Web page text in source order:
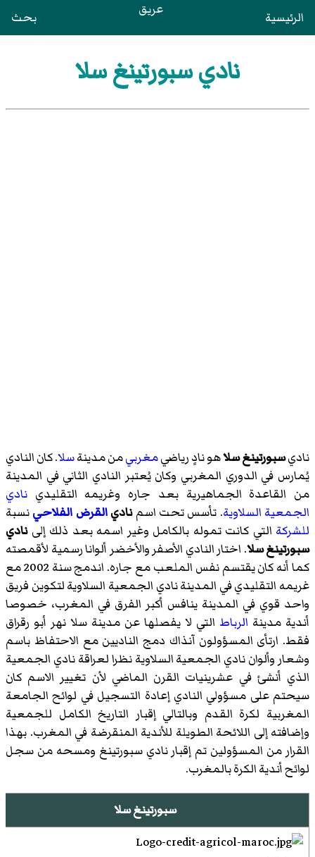
الرئيسية عريق بحث
نادي سبورتينغ سلا
ناديسبورتينغ سلاهو نادٍ رياضيمغربيمن مدينةسلا. كان النادي
يُمارس في الدوري المغربي وكان يُعتبر النادي الثاني في المدينة
من القاعدة الجماهيرية بعد جاره وغريمه التقليدي نادي
الجمعية السلاوية. تأسس تحت اسمناديالقرض الفلاحينسبة
للشركة التي كانت تموله بالكامل وغير اسمه بعد ذلك إلىنادي
سبورتينغ سلا. اختار النادي الأصفر والأخضر ألوانا رسمية لأقمصته
كما أنه كان يقتسم نفس الملعب مع جاره. اندمج سنة 2002 مع
غريمه التقليدي في المدينة نادي الجمعية السلاوية لتكوين فريق
واحد قوي في المدينة ينافس أكبر الفرق في المغرب، خصوصا
أندية مدينة الرباط التي لا يفصلها عن مدينة سلا نهر أبو رقراق
فقط. ارتأى المسؤولون آنذاك دمج الناديين مع الاحتفاظ باسم
وشعار وألوان نادي الجمعية السلاوية نظرا لعراقة نادي الجمعية
الذي أنشئ في عشرينيات القرن الماضي لأن تغيير الاسم كان
سيحتم على مسؤولي النادي إعادة التسجيل في لوائح الجامعة
المغربية لكرة القدم وبالتالي إقبار التاريخ الكامل للجمعية
وإضافته إلى اللائحة الطويلة للأندية المنقرضة في المغرب. بهذا
القرار من المسؤولين تم إقبار نادي سبورتينغ ومسحه من سجل
لوائح أندية الكرة بالمغرب.
سبورتينغ سلا